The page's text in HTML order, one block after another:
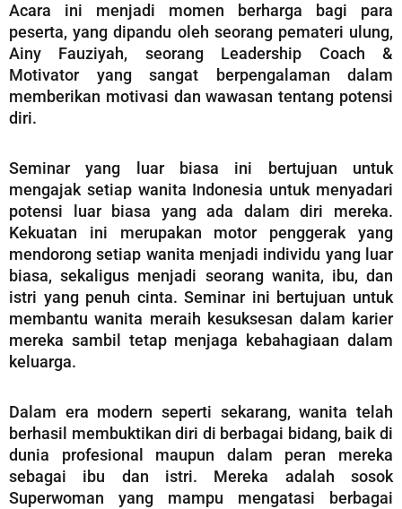
Acara ini menjadi momen berharga bagi para
peserta, yang dipandu oleh seorang pemateri ulung,
Ainy Fauziyah, seorang Leadership Coach &
Motivator yang sangat berpengalaman dalam
memberikan motivasi dan wawasan tentang potensi
diri.
Seminar yang luar biasa ini bertujuan untuk
mengajak setiap wanita Indonesia untuk menyadari
potensi luar biasa yang ada dalam diri mereka.
Kekuatan ini merupakan motor penggerak yang
mendorong setiap wanita menjadi individu yang luar
biasa, sekaligus menjadi seorang wanita, ibu, dan
istri yang penuh cinta. Seminar ini bertujuan untuk
membantu wanita meraih kesuksesan dalam karier
mereka sambil tetap menjaga kebahagiaan dalam
keluarga.
Dalam era modern seperti sekarang, wanita telah
berhasil membuktikan diri di berbagai bidang, baik di
dunia profesional maupun dalam peran mereka
sebagai ibu dan istri. Mereka adalah sosok
Superwoman yang mampu mengatasi berbagai